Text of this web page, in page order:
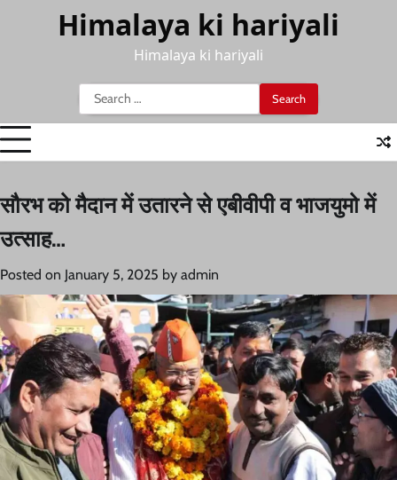
Himalaya ki hariyali
Himalaya ki hariyali
Search
for:
सौरभ को मैदान में उतारने से एबीवीपी व भाजयुमो में
उत्साह…
Posted on January 5, 2025 by admin